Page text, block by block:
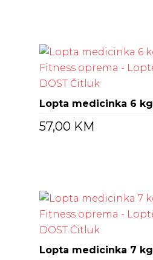
Lopta medicinka 6 kg
57,00 KM
Lopta medicinka 7 kg